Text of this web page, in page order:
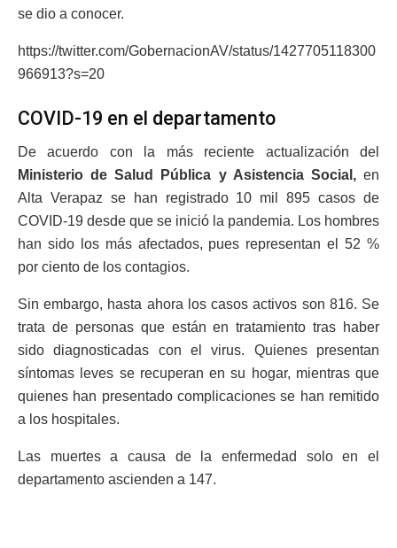
se dio a conocer.
https://twitter.com/GobernacionAV/status/1427705118300
966913?s=20
COVID-19 en el departamento
De acuerdo con la más reciente actualización del
Ministerio de Salud Pública y Asistencia Social,en
Alta Verapaz se han registrado 10 mil 895 casos de
COVID-19 desde que se inició la pandemia. Los hombres
han sido los más afectados, pues representan el 52 %
por ciento de los contagios.
Sin embargo, hasta ahora los casos activos son 816. Se
trata de personas que están en tratamiento tras haber
sido diagnosticadas con el virus. Quienes presentan
síntomas leves se recuperan en su hogar, mientras que
quienes han presentado complicaciones se han remitido
a los hospitales.
Las muertes a causa de la enfermedad solo en el
departamento ascienden a 147.